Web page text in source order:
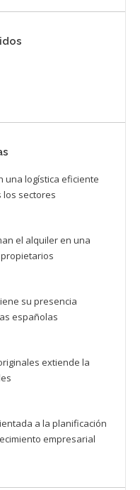
una logística eficiente
sectores
el alquiler en una
su presencia
españolas
extiende la
a la planificación
empresarial